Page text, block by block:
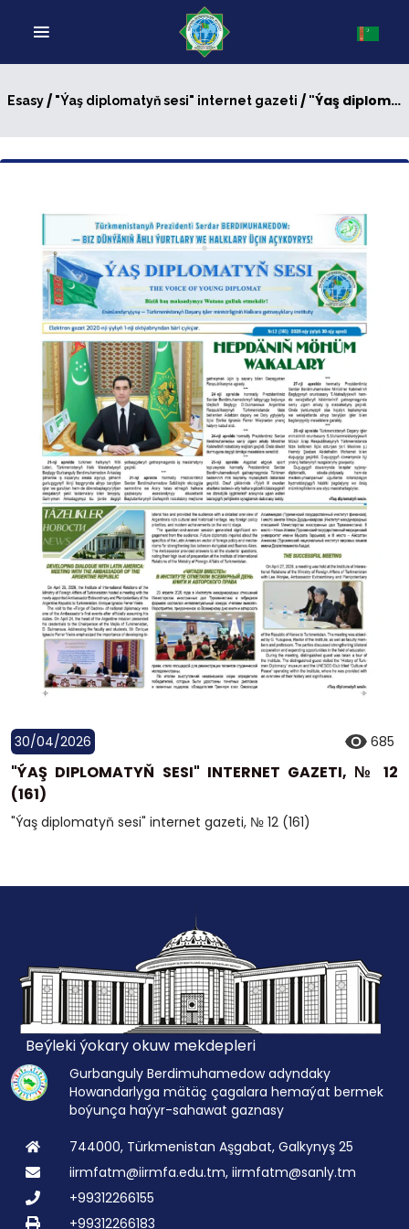
Esasy/ "Ýaş diplomatyň sesi" internet gazeti / "Ýaş diplomatyň sesi" internet gazeti, № 12 (161)
30/04/2026 685
"ÝAŞ DIPLOMATYŇ SESI" INTERNET GAZETI, № 12
(161)
"Ýaş diplomatyň sesi" internet gazeti, № 12 (161)
Beýleki ýokary okuw mekdepleri
Gurbanguly Berdimuhamedow adyndaky
Howandarlyga mätäç çagalara hemaýat bermek
boýunça haýyr-sahawat gaznasy
744000, Türkmenistan Aşgabat, Galkynyş 25
iirmfatm@iirmfa.edu.tm, iirmfatm@sanly.tm
+99312266155
+99312266183